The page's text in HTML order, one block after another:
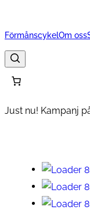
FörmånscykelOm oss
Just nu! Kampanj